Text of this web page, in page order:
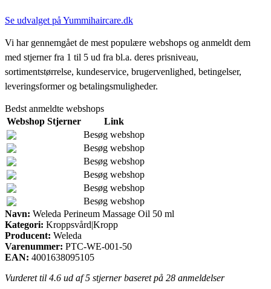
Se udvalget på Yummihaircare.dk
Vi har gennemgået de mest populære webshops og anmeldt dem
med stjerner fra 1 til 5 ud fra bl.a. deres prisniveau,
sortimentstørrelse, kundeservice, brugervenlighed, betingelser,
leveringsformer og betalingsmuligheder.
Bedst anmeldte webshops
Webshop Stjerner
Link
Besøg webshop
Besøg webshop
Besøg webshop
Besøg webshop
Besøg webshop
Besøg webshop
Navn: Weleda Perineum Massage Oil 50 ml
Kategori: Kroppsvård|Kropp
Producent: Weleda
Varenummer: PTC-WE-001-50
EAN: 4001638095105
Vurderet til 4.6 ud af 5 stjerner baseret på 28 anmeldelser